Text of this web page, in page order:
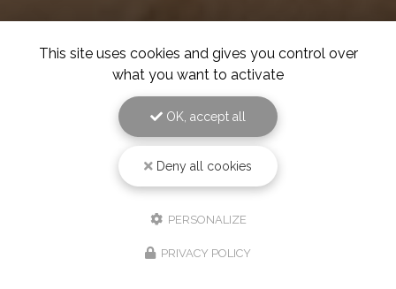
Notre partenaire
This site uses cookies and gives you control over
what you want to activate
OK, accept all
Deny all cookies
PERSONALIZE
PRIVACY POLICY